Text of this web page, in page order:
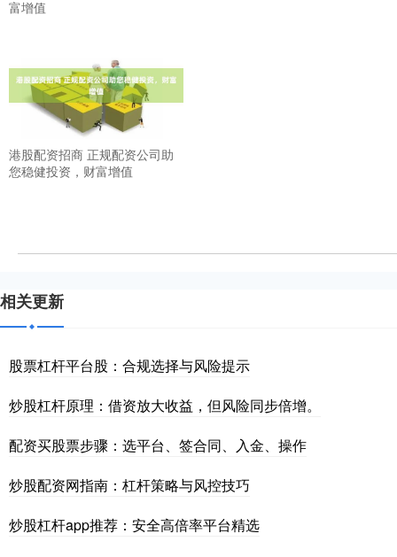
富增值
港股配资招商 正规配资公司助
您稳健投资，财富增值
相关更新
股票杠杆平台股：合规选择与风险提示
炒股杠杆原理：借资放大收益，但风险同步倍增。
配资买股票步骤：选平台、签合同、入金、操作
炒股配资网指南：杠杆策略与风控技巧
炒股杠杆app推荐：安全高倍率平台精选